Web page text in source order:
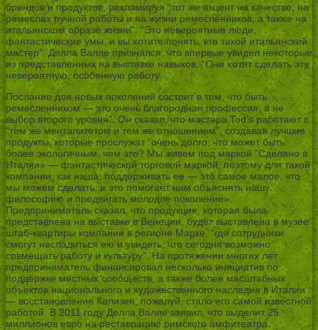
брендов и продуктов, рекламируя “тот же акцент на качестве, на
ремеслах ручной работы и на жизни ремесленников, а также на
итальянском образе жизни”. “Это невероятные люди,
фантастические умы, и вы хотите понять, кто такой итальянский
мастер”. Делла Валле признался, что впервые увидел некоторые
из представленных на выставке навыков. “Они хотят сделать эту
невероятную, особенную работу.
Послание для новых поколений состоит в том, что быть
ремесленником — это очень благородная профессия, а не
выбор второго уровня”. Он сказал, что мастера Tod’s работают с
“тем же менталитетом и тем же отношением”, создавая лучшие
продукты, которые прослужат “очень долго, что может быть
более экологичным, чем это? Мы живем под маркой ”Сделано в
Италии» — фантастической торговой маркой, поэтому для такой
компании, как наша, поддерживать ее — это самое малое, что
мы можем сделать, и это помогает нам объяснять нашу
философию и продвигать молодое поколение».
Предприниматель сказал, что продукция, которая была
представлена на выставке в Венеции, будет выставлена в музее
штаб-квартиры компании в регионе Марке, “где сотрудники
смогут насладиться ею и увидеть, что сегодня возможно
совмещать работу и культуру”. На протяжении многих лет
предприниматель финансировал несколько инициатив по
поддержке местных сообществ, а также более масштабных
объектов национального и художественного наследия в Италии
— восстановление Колизея, пожалуй, стало его самой известной
работой. В 2011 году Делла Валле заявил, что выделит 25
миллионов евро на реставрацию римского амфитеатра.